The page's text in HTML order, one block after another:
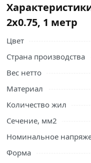
2х0.75, 1 метр
Цвет
Страна производства
Вес нетто
Материал
Количество жил
Сечение, мм2
Номинальное
Форма